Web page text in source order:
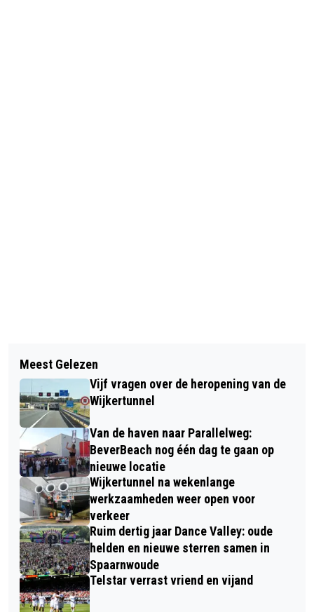
OM VERVOLGT TATA STEEL VOOR
OPZETTELIJKE VERVUILING
GEMEENTEGRENZEN GEEN OBSTAKEL
MEER VOOR BOA'S IN DE IJMOND
Meest Gelezen
Vijf vragen over de heropening van de
Wijkertunnel
Van de haven naar Parallelweg:
BeverBeach nog één dag te gaan op
nieuwe locatie
Wijkertunnel na wekenlange
werkzaamheden weer open voor
verkeer
Ruim dertig jaar Dance Valley: oude
helden en nieuwe sterren samen in
Spaarnwoude
Telstar verrast vriend en vijand